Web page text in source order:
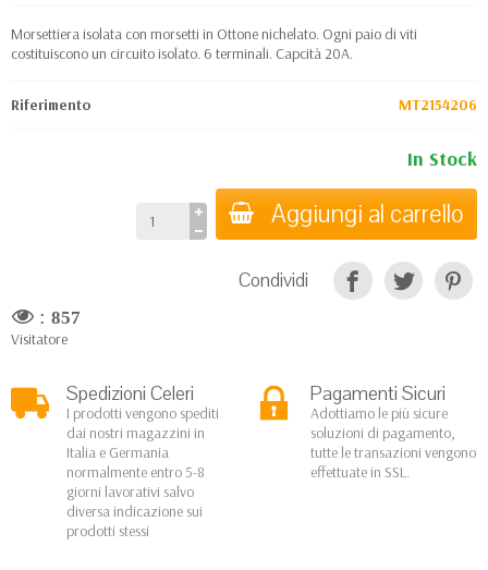
Morsettiera isolata con morsetti in Ottone nichelato. Ogni paio di viti
costituiscono un circuito isolato. 6 terminali. Capcità 20A.
Riferimento MT2154206
In Stock
Aggiungi al carrello
Condividi
: 857
Visitatore
Spedizioni Celeri
I prodotti vengono spediti
dai nostri magazzini in
Italia e Germania
normalmente entro 5-8
giorni lavorativi salvo
diversa indicazione sui
prodotti stessi
Pagamenti Sicuri
Adottiamo le più sicure
soluzioni di pagamento,
tutte le transazioni vengono
effettuate in SSL.